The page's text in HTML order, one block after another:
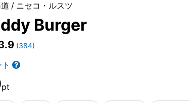
ニセコ・ルスツ
Burger
(384)